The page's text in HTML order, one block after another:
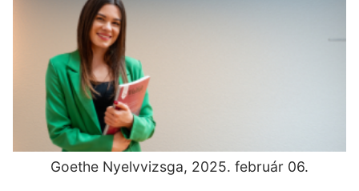
Goethe Nyelvvizsga, 2025. február 06.